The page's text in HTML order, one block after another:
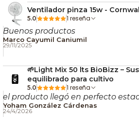
Ventilador pinza 15w -
5.0 1 reseña
Buenos productos
Marco Cayumil Caniumil
29/11/2025
🌱Light Mix 50 lts BioBizz –
equilibrado para cultivo
5.0 1 reseña
el producto llegó en perfecto
Yoham González Cárdenas
24/4/2026